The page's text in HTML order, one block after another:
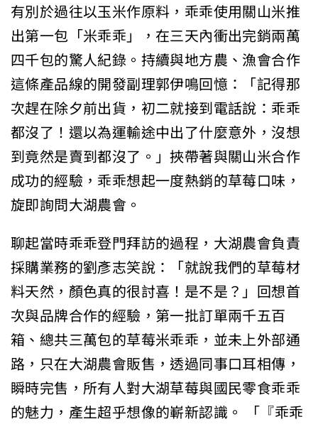
有別於過往以玉米作原料，乖乖使用關山米推
出第一包「米乖乖」，在三天內衝出完銷兩萬
四千包的驚人紀錄。持續與地方農、漁會合作
這條產品線的開發副理郭伊鳴回憶：「記得那
次趕在除夕前出貨，初二就接到電話說：乖乖
都沒了！還以為運輸途中出了什麼意外，沒想
到竟然是賣到都沒了。」挾帶著與關山米合作
成功的經驗，乖乖想起一度熱銷的草莓口味，
旋即詢問大湖農會。
聊起當時乖乖登門拜訪的過程，大湖農會負責
採購業務的劉彥志笑說：「就說我們的草莓材
料天然，顏色真的很討喜！是不是？」回想首
次與品牌合作的經驗，第一批訂單兩千五百
箱、總共三萬包的草莓米乖乖，並未上外部通
路，只在大湖農會販售，透過同事口耳相傳，
瞬時完售，所有人對大湖草莓與國民零食乖乖
的魅力，產生超乎想像的嶄新認識。 「『乖乖